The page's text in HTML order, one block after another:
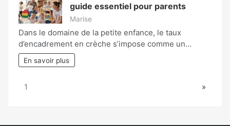
guide essentiel pour parents
Marise
Dans le domaine de la petite enfance, le taux
d’encadrement en crèche s’impose comme un…
En savoir plus
Page:
1 Next
»